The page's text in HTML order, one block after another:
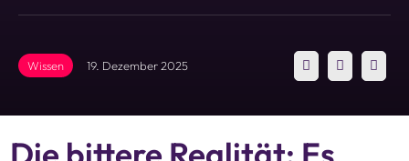
Wissen 19. Dezember 2025